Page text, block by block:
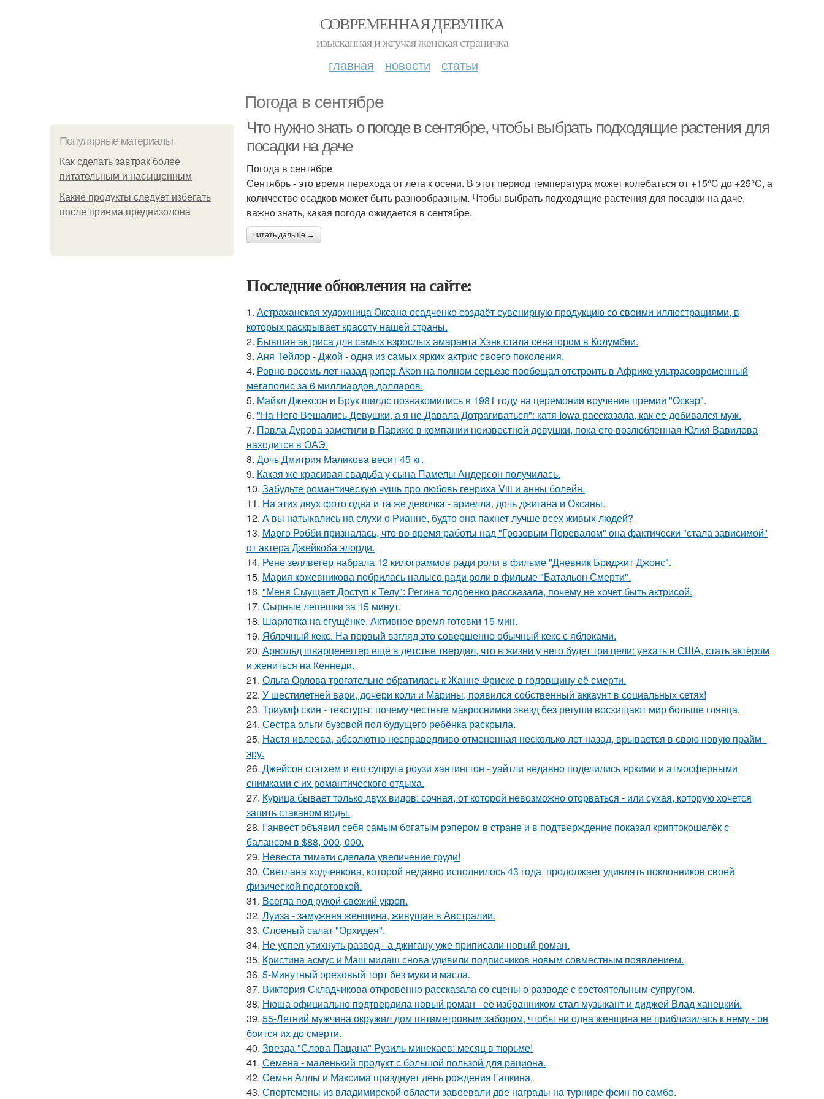
СОВРЕМЕННАЯ ДЕВУШКА
изысканная и жгучая женская страничка
главная новости статьи
Погода в сентябре
Популярные материалы
Как сделать завтрак более
питательным и насыщенным
Какие продукты следует избегать
после приема преднизолона
Что нужно знать о погоде в сентябре, чтобы выбрать подходящие растения для
посадки на даче
Погода в сентябре
Сентябрь - это время перехода от лета к осени. В этот период температура может колебаться от +15°C до +25°C, а
количество осадков может быть разнообразным. Чтобы выбрать подходящие растения для посадки на даче,
важно знать, какая погода ожидается в сентябре.
читать дальше →
Последние обновления на сайте:
1. Астраханская художница Оксана осадченко создаёт сувенирную продукцию со своими иллюстрациями, в
которых раскрывает красоту нашей страны.
2. Бывшая актриса для самых взрослых амаранта Хэнк стала сенатором в Колумбии.
3. Аня Тейлор - Джой - одна из самых ярких актрис своего поколения.
4. Ровно восемь лет назад рэпер Akon на полном серьезе пообещал отстроить в Африке ультрасовременный
мегаполис за 6 миллиардов долларов.
5. Майкл Джексон и Брук шилдс познакомились в 1981 году на церемонии вручения премии "Оскар".
6. "На Него Вешались Девушки, а я не Давала Дотрагиваться": катя Iowa рассказала, как ее добивался муж.
7. Павла Дурова заметили в Париже в компании неизвестной девушки, пока его возлюбленная Юлия Вавилова
находится в ОАЭ.
8. Дочь Дмитрия Маликова весит 45 кг.
9. Какая же красивая свадьба у сына Памелы Андерсон получилась.
10. Забудьте романтическую чушь про любовь генриха Viii и анны болейн.
11. На этих двух фото одна и та же девочка - ариелла, дочь джигана и Оксаны.
12. А вы натыкались на слухи о Рианне, будто она пахнет лучше всех живых людей?
13. Марго Робби призналась, что во время работы над "Грозовым Перевалом" она фактически "стала зависимой"
от актера Джейкоба элорди.
14. Рене зеллвегер набрала 12 килограммов ради роли в фильме "Дневник Бриджит Джонс".
15. Мария кожевникова побрилась налысо ради роли в фильме "Батальон Смерти".
16. "Меня Смущает Доступ к Телу": Регина тодоренко рассказала, почему не хочет быть актрисой.
17. Сырные лепешки за 15 минут.
18. Шарлотка на сгущёнке. Активное время готовки 15 мин.
19. Яблочный кекс. На первый взгляд это совершенно обычный кекс с яблоками.
20. Арнольд шварценеггер ещё в детстве твердил, что в жизни у него будет три цели: уехать в США, стать актёром
и жениться на Кеннеди.
21. Ольга Орлова трогательно обратилась к Жанне Фриске в годовщину её смерти.
22. У шестилетней вари, дочери коли и Марины, появился собственный аккаунт в социальных сетях!
23. Триумф скин - текстуры: почему честные макроснимки звезд без ретуши восхищают мир больше глянца.
24. Сестра ольги бузовой пол будущего ребёнка раскрыла.
25. Настя ивлеева, абсолютно несправедливо отмененная несколько лет назад, врывается в свою новую прайм -
эру.
26. Джейсон стэтхем и его супруга роузи хантингтон - уайтли недавно поделились яркими и атмосферными
снимками с их романтического отдыха.
27. Курица бывает только двух видов: сочная, от которой невозможно оторваться - или сухая, которую хочется
запить стаканом воды.
28. Ганвест объявил себя самым богатым рэпером в стране и в подтверждение показал криптокошелёк с
балансом в $88, 000, 000.
29. Невеста тимати сделала увеличение груди!
30. Светлана ходченкова, которой недавно исполнилось 43 года, продолжает удивлять поклонников своей
физической подготовкой.
31. Всегда под рукой свежий укроп.
32. Луиза - замужняя женщина, живущая в Австралии.
33. Слоеный салат "Орхидея".
34. Не успел утихнуть развод - а джигану уже приписали новый роман.
35. Кристина асмус и Маш милаш снова удивили подписчиков новым совместным появлением.
36. 5-Минутный ореховый торт без муки и масла.
37. Виктория Складчикова откровенно рассказала со сцены о разводе с состоятельным супругом.
38. Нюша официально подтвердила новый роман - её избранником стал музыкант и диджей Влад ханецкий.
39. 55-Летний мужчина окружил дом пятиметровым забором, чтобы ни одна женщина не приблизилась к нему - он
боится их до смерти.
40. Звезда "Слова Пацана" Рузиль минекаев: месяц в тюрьме!
41. Семена - маленький продукт с большой пользой для рациона.
42. Семья Аллы и Максима празднует день рождения Галкина.
43. Спортсмены из владимирской области завоевали две награды на турнире фсин по самбо.